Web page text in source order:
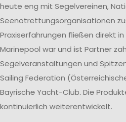
heute eng mit Segelvereinen,
Seenotrettungsorganisationen
Praxiserfahrungen fließen direkt
Marinepool war und ist Partner
Segelveranstaltungen und
Sailing Federation
Bayrische Yacht-Club. Die
kontinuierlich weiterentwickelt.